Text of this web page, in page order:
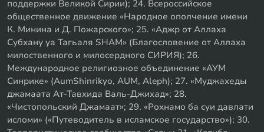
поддержки Великой Сирии); 24. Всероссийское
общественное движение «Народное ополчение имени
К. Минина и Д. Пожарского»; 25. «Аджр от Аллаха
Субхану уа Тагьаля SHAM» (Благословение от Аллаха
милоственного и милосердного СИРИЯ); 26.
Международное религиозное объединение «АУМ
Синрике» (AumShinrikyo, AUM, Aleph); 27. «Муджахеды
джамаата Ат-Тавхида Валь-Джихад»; 28.
«Чистопольский Джамаат»; 29. «Рохнамо ба суи давлати
исломи» («Путеводитель в исламское государство»); 30.